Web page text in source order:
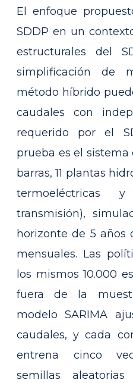
El enfoque
SDDP en un
estructurales del
simplificación de
método híbrido
caudales con
requerido por el
prueba es el
barras, 11 plantas
termoeléctricas
transmisión),
horizonte de 5 años
mensuales. Las
los mismos 10.000
fuera de la
modelo SARIMA
caudales, y cada
entrena cinco
semillas